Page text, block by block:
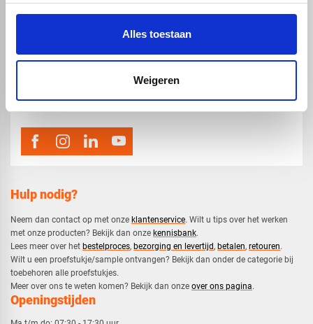
Alles toestaan
Weigeren
Hulp nodig?
Neem dan contact op met onze klantenservice. Wilt u tips over het werken
met onze producten? Bekijk dan onze kennisbank.
​Lees meer over het bestelproces, bezorging en levertijd, betalen, retouren.​
​Wilt u een proefstukje/sample ontvangen? Bekijk dan onder de categorie bij
toebehoren alle proefstukjes.
​​Meer over ons te weten komen? Bekijk dan onze over ons pagina.
Openingstijden
mail